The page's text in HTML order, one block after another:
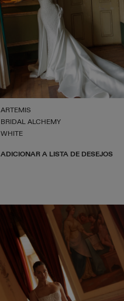
ARTEMIS
BRIDAL ALCHEMY
WHITE
ADICIONAR A LISTA DE DESEJOS